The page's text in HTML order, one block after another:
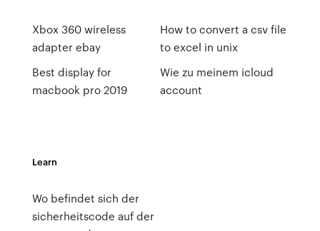
Xbox 360 wireless
adapter ebay
Best display for
macbook pro 2019
How to convert a csv file
to excel in unix
Wie zu meinem icloud
account
Learn
Wo befindet sich der
sicherheitscode auf der